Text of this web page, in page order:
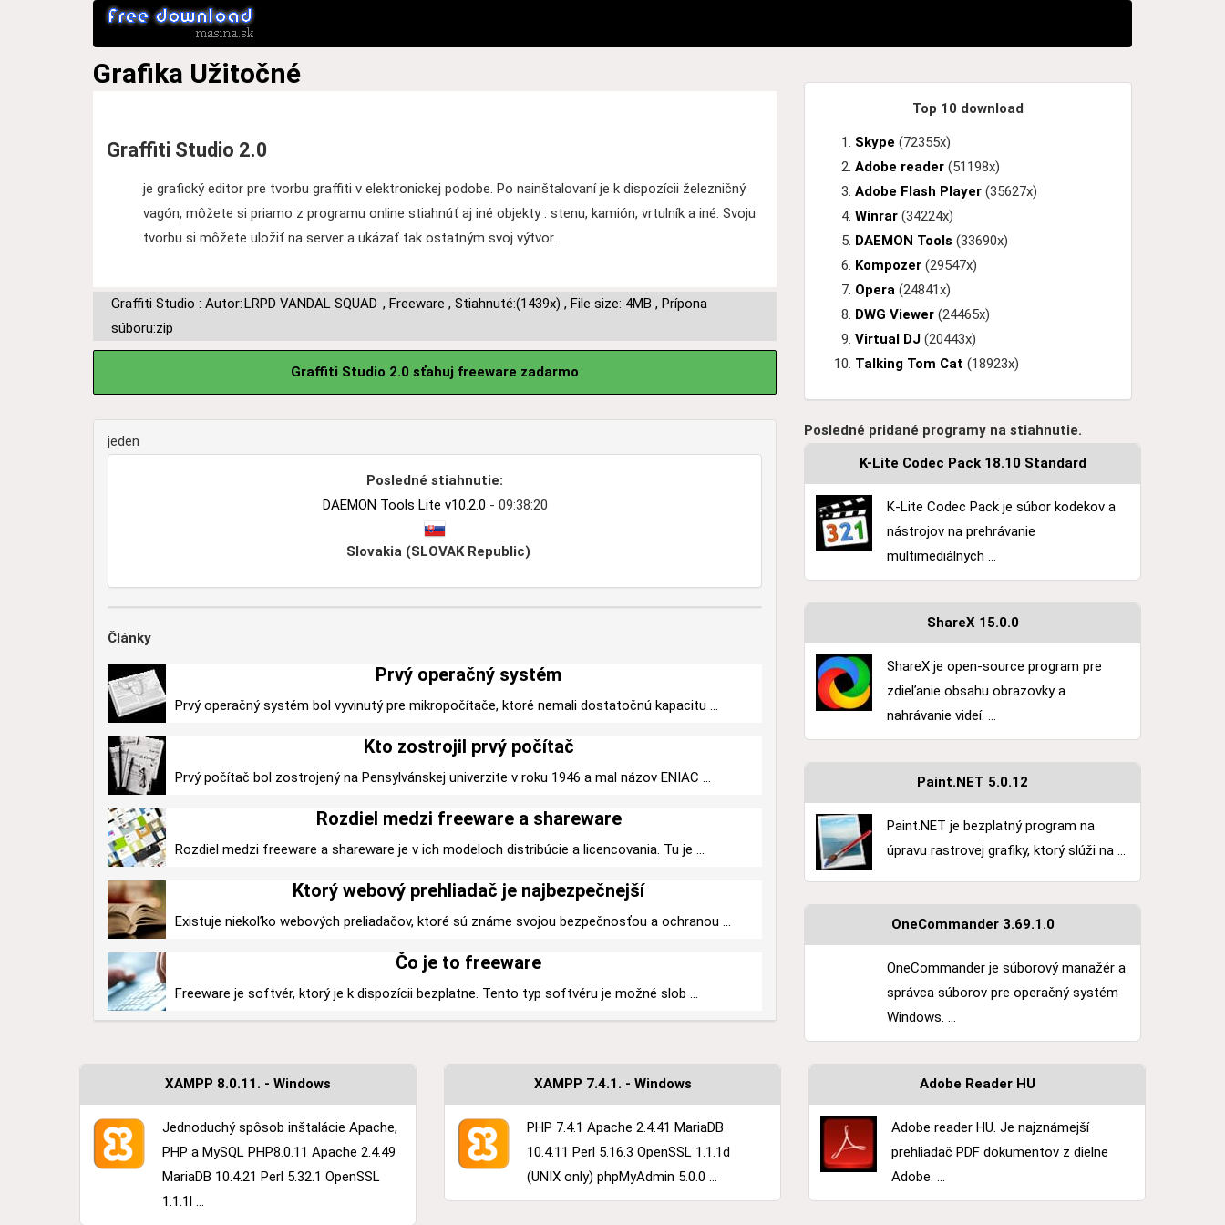
Grafika Užitočné
Graffiti Studio 2.0
je grafický editor pre tvorbu graffiti v elektronickej podobe. Po nainštalovaní je k dispozícii železničný
vagón, môžete si priamo z programu online stiahnúť aj iné objekty : stenu, kamión, vrtulník a iné. Svoju
tvorbu si môžete uložiť na server a ukázať tak ostatným svoj výtvor.
Graffiti Studio : Autor:LRPD VANDAL SQUAD , Freeware , Stiahnuté:(1439x) , File size: 4MB , Prípona
súboru:zip
Graffiti Studio 2.0 sťahuj freeware zadarmo
jeden
Posledné stiahnutie:
DAEMON Tools Lite v10.2.0 - 09:38:20
Slovakia (SLOVAK Republic)
Články
Prvý operačný systém
Prvý operačný systém bol vyvinutý pre mikropočítače, ktoré nemali dostatočnú kapacitu ...
Kto zostrojil prvý počítač
Prvý počítač bol zostrojený na Pensylvánskej univerzite v roku 1946 a mal názov ENIAC ...
Rozdiel medzi freeware a shareware
Rozdiel medzi freeware a shareware je v ich modeloch distribúcie a licencovania. Tu je ...
Ktorý webový prehliadač je najbezpečnejší
Existuje niekoľko webových preliadačov, ktoré sú známe svojou bezpečnosťou a ochranou ...
Čo je to freeware
Freeware je softvér, ktorý je k dispozícii bezplatne. Tento typ softvéru je možné slob ...
Top 10 download
Skype (72355x)
Adobe reader (51198x)
Adobe Flash Player (35627x)
Winrar (34224x)
DAEMON Tools (33690x)
Kompozer (29547x)
Opera (24841x)
DWG Viewer (24465x)
Virtual DJ (20443x)
Talking Tom Cat (18923x)
Posledné pridané programy na stiahnutie.
K-Lite Codec Pack 18.10 Standard
K-Lite Codec Pack je súbor kodekov a
nástrojov na prehrávanie
multimediálnych ...
ShareX 15.0.0
ShareX je open-source program pre
zdieľanie obsahu obrazovky a
nahrávanie videí. ...
Paint.NET 5.0.12
Paint.NET je bezplatný program na
úpravu rastrovej grafiky, ktorý slúži na ...
OneCommander 3.69.1.0
OneCommander je súborový manažér a
správca súborov pre operačný systém
Windows. ...
XAMPP 8.0.11. - Windows
Jednoduchý spôsob inštalácie Apache,
PHP a MySQL PHP8.0.11 Apache 2.4.49
MariaDB 10.4.21 Perl 5.32.1 OpenSSL
1.1.1l ...
XAMPP 7.4.1. - Windows
PHP 7.4.1 Apache 2.4.41 MariaDB
10.4.11 Perl 5.16.3 OpenSSL 1.1.1d
(UNIX only) phpMyAdmin 5.0.0 ...
Adobe Reader HU
Adobe reader HU. Je najznámejší
prehliadač PDF dokumentov z dielne
Adobe. ...